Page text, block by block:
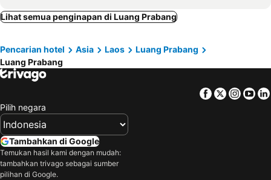
Lihat semua penginapan di Luang Prabang
Pencarian hotel Asia Laos
Luang Prabang
Luang Prabang
Facebook
Twitter
Pilih negara
Tambahkan di Google
Temukan hasil kami dengan mudah:
tambahkan trivago sebagai sumber
pilihan di Google.